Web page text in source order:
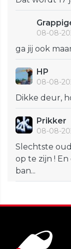
08-08-
ga jij ook
HP
08-08-
Dikke deur,
Prikker
08-08-
Slechtste
op te zijn !
ban...